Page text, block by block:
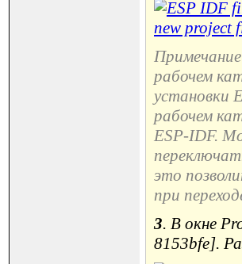
рабочем
установки
рабочем
ESP-IDF.
это
при
3. В окне
8153bfe].